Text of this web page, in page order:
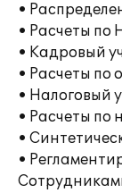
•
• Расчеты по
• Кадровый
• Расчеты по
• Налоговый
• Расчеты по
•
•